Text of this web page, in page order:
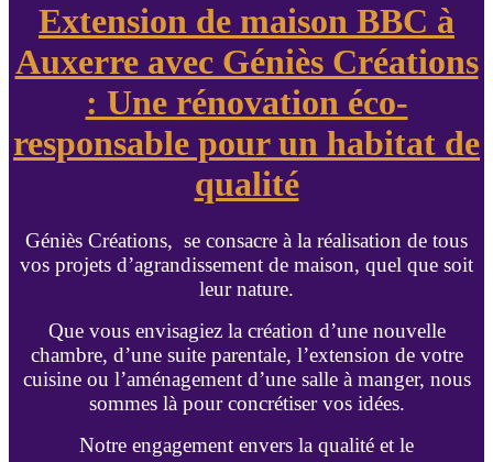
Extension de maison BBC à
Auxerre avec Géniès Créations
: Une rénovation éco-
responsable pour un habitat de
qualité
Géniès Créations, se consacre à la réalisation de tous
vos projets d’agrandissement de maison, quel que soit
leur nature.
Que vous envisagiez la création d’une nouvelle
chambre, d’une suite parentale, l’extension de votre
cuisine ou l’aménagement d’une salle à manger, nous
sommes là pour concrétiser vos idées.
Notre engagement envers la qualité et le